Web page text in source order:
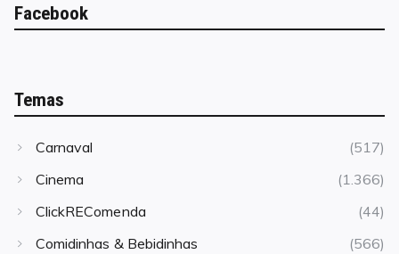
Facebook
Temas
Carnaval
(517)
Cinema
(1.366)
ClickREComenda
(44)
Comidinhas & Bebidinhas
(566)